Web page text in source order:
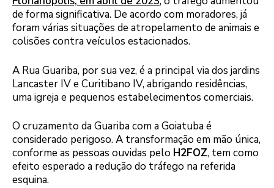
de forma significativa. De acordo com moradores, já
foram várias situações de atropelamento de animais e
colisões contra veículos estacionados.
A Rua Guariba, por sua vez, é a principal via dos jardins
Lancaster IV e Curitibano IV, abrigando residências,
uma igreja e pequenos estabelecimentos comerciais.
O cruzamento da Guariba com a Goiatuba é
considerado perigoso. A transformação em mão única,
conforme as pessoas ouvidas pelo H2FOZ, tem como
efeito esperado a redução do tráfego na referida
esquina.